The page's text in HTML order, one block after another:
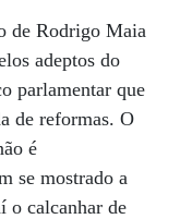
de Rodrigo Maia
adeptos do
parlamentar que
de reformas. O
é
se mostrado a
o calcanhar de